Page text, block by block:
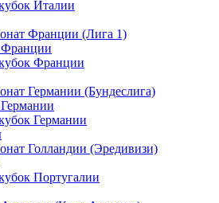
Италии
Франции (Лига 1)
Франции
Германии (Бундеслига)
Германии
Голландии (Эредивизи)
Португалии